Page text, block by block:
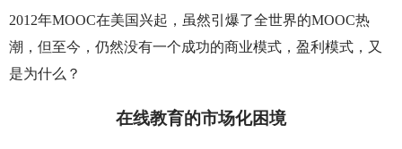
2012年MOOC在美国兴起，虽然引爆了全世界的MOOC热
潮，但至今，仍然没有一个成功的商业模式，盈利模式，又
是为什么？
在线教育的市场化困境